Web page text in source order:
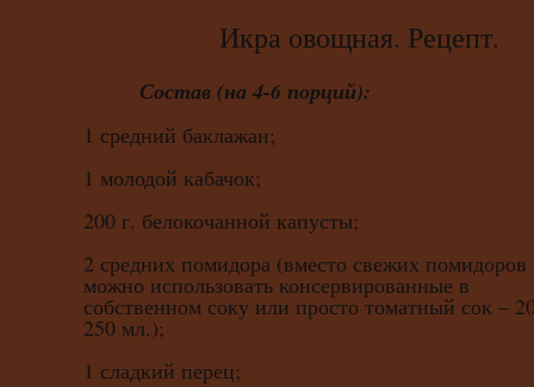
Икра овощная. Рецепт.
Состав (на 4-6 порций):
1 средний баклажан;
1 молодой кабачок;
200 г. белокочанной капусты;
2 средних помидора (вместо свежих помидоров
можно использовать консервированные в
собственном соку или просто томатный сок –
250 мл.);
1 сладкий перец;